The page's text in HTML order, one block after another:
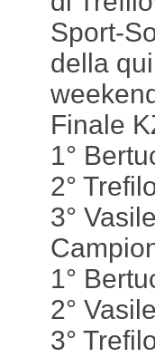
Sport-
della
Finale
1°
2°
3°
1°
2°
3°